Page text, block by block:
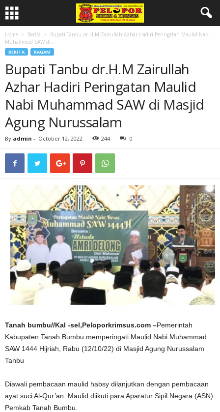
Home Berita
Bupati Tanbu dr.H.M Zairullah Azhar Hadiri Peringatan Maulid Nabi
Muhammad SAW di...
BERITA RAGAM
Bupati Tanbu dr.H.M Zairullah
Azhar Hadiri Peringatan Maulid
Nabi Muhammad SAW di Masjid
Agung Nurussalam
By admin - October 12, 2022 244 0
Tanah bumbu//Kal -sel,Peloporkrimsus.com –Pemerintah
Kabupaten Tanah Bumbu memperingati Maulid Nabi Muhammad
SAW 1444 Hijriah, Rabu (12/10/22) di Masjid Agung Nurussalam
Tanbu
Diawali pembacaan maulid habsy dilanjutkan dengan pembacaan
ayat suci Al-Qur’an. Maulid diikuti para Aparatur Sipil Negara (ASN)
Pemkab Tanah Bumbu.